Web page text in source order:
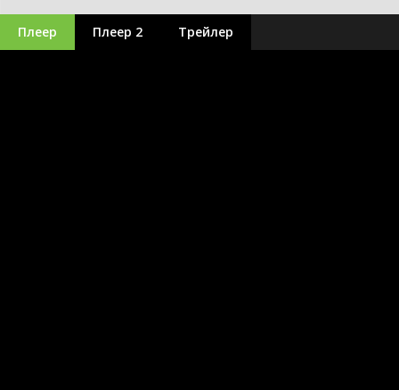
Хищник: Планета смерти
Оставь мир позади
Плеер Плеер 2 Трейлер